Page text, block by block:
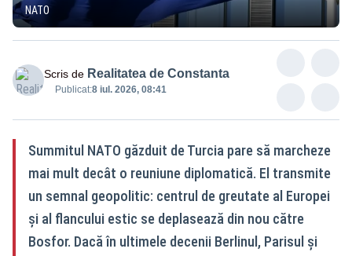
NATO
Scris de Realitatea de Constanta
Publicat:8 iul. 2026, 08:41
Summitul NATO găzduit de Turcia pare să marcheze
mai mult decât o reuniune diplomatică. El transmite
un semnal geopolitic: centrul de greutate al Europei
și al flancului estic se deplasează din nou către
Bosfor. Dacă în ultimele decenii Berlinul, Parisul și